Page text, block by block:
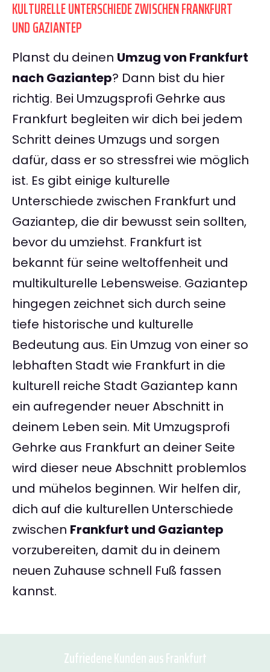
KULTURELLE UNTERSCHIEDE ZWISCHEN FRANKFURT
UND GAZIANTEP
Planst du deinen Umzug von Frankfurt
nach Gaziantep? Dann bist du hier
richtig. Bei Umzugsprofi Gehrke aus
Frankfurt begleiten wir dich bei jedem
Schritt deines Umzugs und sorgen
dafür, dass er so stressfrei wie möglich
ist. Es gibt einige kulturelle
Unterschiede zwischen Frankfurt und
Gaziantep, die dir bewusst sein sollten,
bevor du umziehst. Frankfurt ist
bekannt für seine weltoffenheit und
multikulturelle Lebensweise. Gaziantep
hingegen zeichnet sich durch seine
tiefe historische und kulturelle
Bedeutung aus. Ein Umzug von einer so
lebhaften Stadt wie Frankfurt in die
kulturell reiche Stadt Gaziantep kann
ein aufregender neuer Abschnitt in
deinem Leben sein. Mit Umzugsprofi
Gehrke aus Frankfurt an deiner Seite
wird dieser neue Abschnitt problemlos
und mühelos beginnen. Wir helfen dir,
dich auf die kulturellen Unterschiede
zwischen Frankfurt und Gaziantep
vorzubereiten, damit du in deinem
neuen Zuhause schnell Fuß fassen
kannst.
Zufriedene Kunden aus Frankfurt